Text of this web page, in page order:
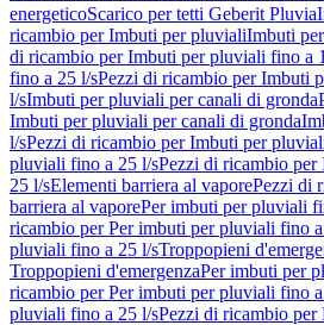
energeticoScarico per tetti Geberit Pluvia
ricambio per Imbuti per pluvialiImbuti
di ricambio per Imbuti per pluviali fino a
fino a 25 l/sPezzi di ricambio per Imbuti
l/sImbuti per pluviali per canali di gronda
Imbuti per pluviali per canali di gronda
l/sPezzi di ricambio per Imbuti per
pluviali fino a 25 l/sPezzi di ricambio
25 l/sElementi barriera al vaporePezzi di
barriera al vaporePer imbuti per pluviali
ricambio per Per imbuti per pluviali fino
pluviali fino a 25 l/sTroppopieni
Troppopieni d'emergenzaPer imbuti per
ricambio per Per imbuti per pluviali fino
pluviali fino a 25 l/sPezzi di ricambio